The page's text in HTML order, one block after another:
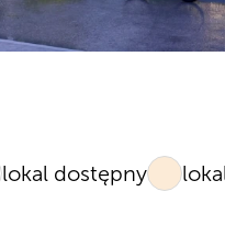
lokal dostępny